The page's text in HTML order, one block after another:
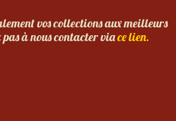
vos collections aux meilleurs
pas à nous contacter viace lien.